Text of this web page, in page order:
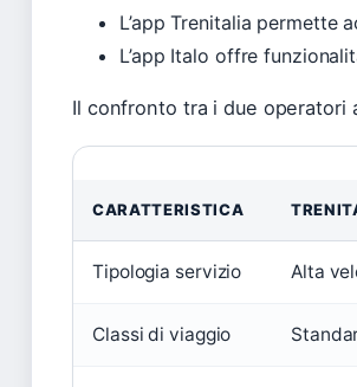
L’app Trenitalia
L’app Italo offre
Il confronto tra i due operatori
CARATTERISTICA
Tipologia servizio Alta
Classi di viaggio